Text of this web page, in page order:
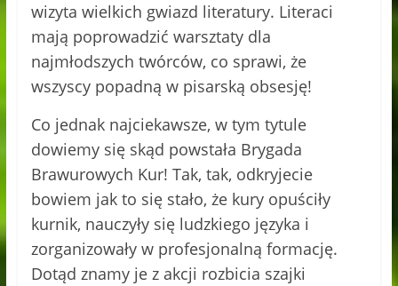
wizyta wielkich gwiazd literatury. Literaci
mają poprowadzić warsztaty dla
najmłodszych twórców, co sprawi, że
wszyscy popadną w pisarską obsesję!
Co jednak najciekawsze, w tym tytule
dowiemy się skąd powstała Brygada
Brawurowych Kur! Tak, tak, odkryjecie
bowiem jak to się stało, że kury opuściły
kurnik, nauczyły się ludzkiego języka i
zorganizowały w profesjonalną formację.
Dotąd znamy je z akcji rozbicia szajki